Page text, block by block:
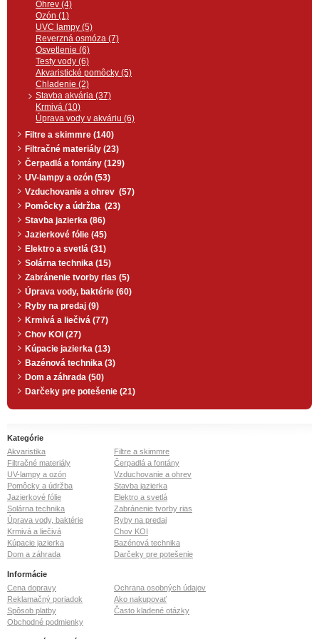
Ohrev (4)
Ozón (1)
UVC lampy (5)
Reverzná osmóza (7)
Osvetlenie (6)
Testy vody (6)
Akvaristické pomôcky (5)
Chladenie (2)
Stavba akvária (37)
Krmivá (10)
Úprava vody v akváriu (6)
Filtre a skimmre (140)
Filtračné materiály (23)
Čerpadlá a fontány (129)
UV-lampy a ozón (53)
Vzduchovanie a ohrev (57)
Pomôcky a údržba (23)
Stavba jazierka (86)
Jazierkové fólie (45)
Elektro a svetlá (31)
Solárna technika (15)
Zabránenie tvorby rias (5)
Úprava vody, baktérie (60)
Ryby na predaj (9)
Krmivá a liečivá (77)
Chov KOI (27)
Kúpacie jazierka (13)
Bazénová technika (3)
Dom a záhrada (50)
Darčeky pre potešenie (21)
Kategórie
Akvaristika
Filtre a skimmre
Filtračné materiály
Čerpadlá a fontány
UV-lampy a ozón
Vzduchovanie a ohrev
Pomôcky a údržba
Stavba jazierka
Jazierkové fólie
Elektro a svetlá
Solárna technika
Zabránenie tvorby rias
Úprava vody, baktérie
Ryby na predaj
Krmivá a liečivá
Chov KOI
Kúpacie jazierka
Bazénová technika
Dom a záhrada
Darčeky pre potešenie
Informácie
Cena dopravy
Ochrana osobných údajov
Reklamačný poriadok
Ako nakupovať
Spôsob platby
Často kladené otázky
Obchodné podmienky